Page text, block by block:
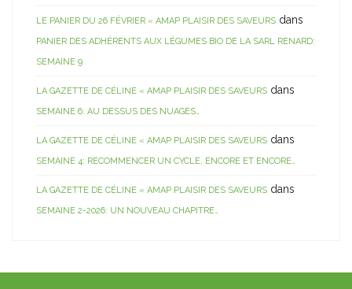
LE PANIER DU 26 FÉVRIER « AMAP PLAISIR DES SAVEURS dans
PANIER DES ADHÉRENTS AUX LÉGUMES BIO DE LA SARL RENARD:
SEMAINE 9
LA GAZETTE DE CÉLINE « AMAP PLAISIR DES SAVEURS dans
SEMAINE 6: AU DESSUS DES NUAGES…
LA GAZETTE DE CÉLINE « AMAP PLAISIR DES SAVEURS dans
SEMAINE 4: RECOMMENCER UN CYCLE, ENCORE ET ENCORE…
LA GAZETTE DE CÉLINE « AMAP PLAISIR DES SAVEURS dans
SEMAINE 2-2026: UN NOUVEAU CHAPITRE…